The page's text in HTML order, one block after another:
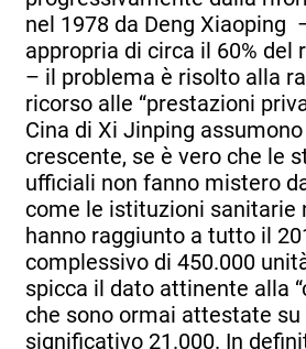
nel 1978 da Deng Xiaoping
appropria di circa il 60% del
– il problema è risolto alla
ricorso alle “prestazioni
Cina di Xi Jinping
crescente, se è vero che le
ufficiali non fanno mistero
come le istituzioni sanitarie
hanno raggiunto a tutto il
complessivo di 450.000
spicca il dato attinente alla
che sono ormai attestate su
significativo 21.000. In